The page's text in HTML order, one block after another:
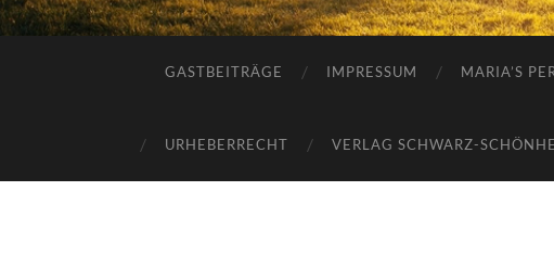
GASTBEITRÄGE IMPRESSUM MARIA’S
URHEBERRECHT VERLAG SCHWARZ-